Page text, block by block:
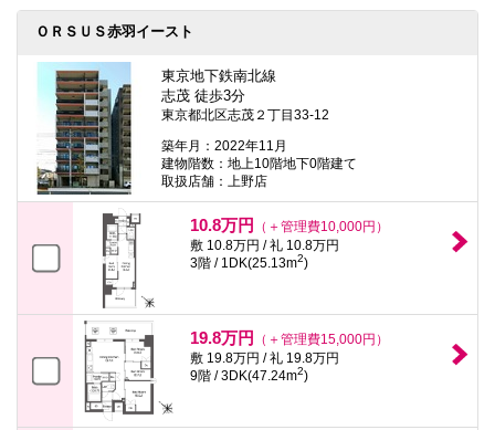
ＯＲＳＵＳ赤羽イースト
東京地下鉄南北線
志茂 徒歩3分
東京都北区志茂２丁目33-12
築年月：2022年11月
建物階数：地上10階地下0階建て
取扱店舗：上野店
10.8万円
（＋管理費10,000円）
敷 10.8万円 / 礼 10.8万円
3階 / 1DK(25.13m2)
19.8万円
（＋管理費15,000円）
敷 19.8万円 / 礼 19.8万円
9階 / 3DK(47.24m2)